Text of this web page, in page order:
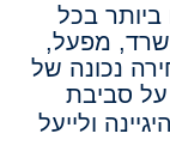
ביותר בכל
מפעל,
נכונה של
סביבת
ולייעל